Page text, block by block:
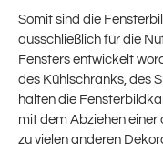
Somit sind die
ausschließlich für die
Fensters entwickelt
des Kühlschranks, des
halten die
mit dem Abziehen einer
zu vielen anderen